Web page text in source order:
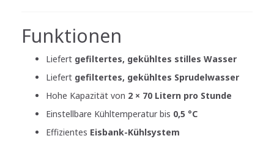
Funktionen
Liefert gefiltertes, gekühltes stilles Wasser
Liefert gefiltertes, gekühltes Sprudelwasser
Hohe Kapazität von 2 × 70 Litern pro Stunde
Einstellbare Kühltemperatur bis 0,5 °C
Effizientes Eisbank-Kühlsystem